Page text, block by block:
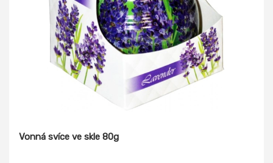
Vonná svíce ve skle 80g